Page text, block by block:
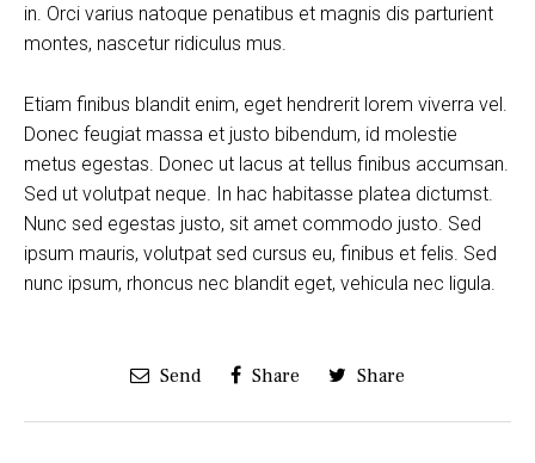
in. Orci varius natoque penatibus et magnis dis parturient
montes, nascetur ridiculus mus.
Etiam finibus blandit enim, eget hendrerit lorem viverra vel.
Donec feugiat massa et justo bibendum, id molestie
metus egestas. Donec ut lacus at tellus finibus accumsan.
Sed ut volutpat neque. In hac habitasse platea dictumst.
Nunc sed egestas justo, sit amet commodo justo. Sed
ipsum mauris, volutpat sed cursus eu, finibus et felis. Sed
nunc ipsum, rhoncus nec blandit eget, vehicula nec ligula.
Send Share Share